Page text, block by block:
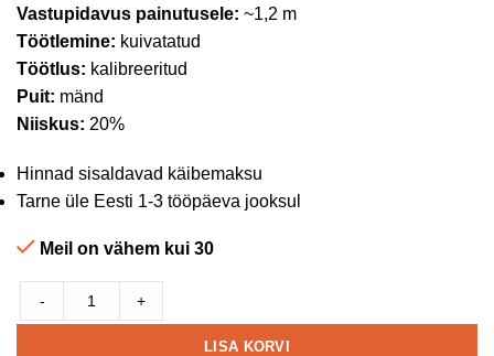
Vastupidavus painutusele: ~1,2 m
Töötlemine: kuivatatud
Töötlus: kalibreeritud
Puit: mänd
Niiskus: 20%
Hinnad sisaldavad käibemaksu
Tarne üle Eesti 1-3 tööpäeva jooksul
Meil on vähem kui 30
- +
LISA KORVI